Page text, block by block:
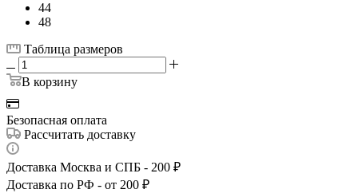
44
48
Таблица размеров
В корзину
Безопасная оплата
Рассчитать доставку
Доставка Москва и СПБ - 200 ₽
Доставка по РФ - от 200 ₽